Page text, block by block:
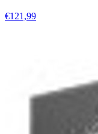
€121,99